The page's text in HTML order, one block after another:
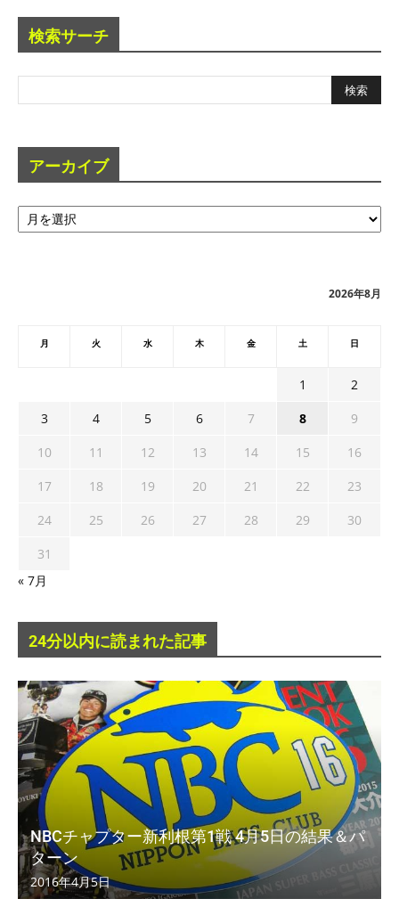
検索サーチ
アーカイブ
ア
ー
2026年8月
月 火 水 木 金 土 日
1
2
3
4 5 6 7 8
9
10
11 12 13 14 15
16
17
18 19 20 21 22
23
24
25 26 27 28 29
30
31
« 7月
24分以内に読まれた記事
NBCチャプター新利根第1戦 4月5日の結果＆パ
ターン
2016年4月5日